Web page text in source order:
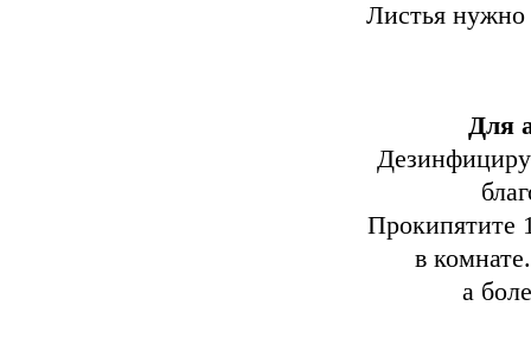
Листья нужно
Для
Прокипятите
в
а